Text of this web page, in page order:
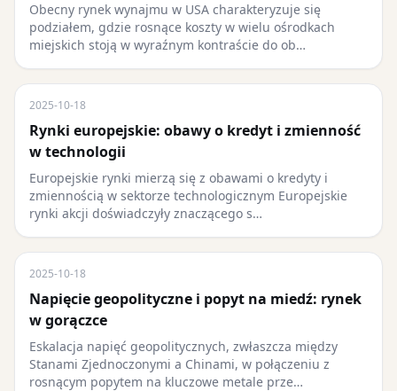
Obecny rynek wynajmu w USA charakteryzuje się
podziałem, gdzie rosnące koszty w wielu ośrodkach
miejskich stoją w wyraźnym kontraście do ob…
2025-10-18
Rynki europejskie: obawy o kredyt i zmienność
w technologii
Europejskie rynki mierzą się z obawami o kredyty i
zmiennością w sektorze technologicznym Europejskie
rynki akcji doświadczyły znaczącego s…
2025-10-18
Napięcie geopolityczne i popyt na miedź: rynek
w gorączce
Eskalacja napięć geopolitycznych, zwłaszcza między
Stanami Zjednoczonymi a Chinami, w połączeniu z
rosnącym popytem na kluczowe metale prze…